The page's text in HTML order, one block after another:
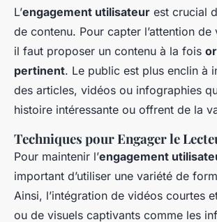
L’engagement utilisateur est crucial
de contenu. Pour capter l’attention de
il faut proposer un contenu à la fois
pertinent. Le public est plus enclin à
des articles, vidéos ou infographies
histoire intéressante ou offrent de la
Techniques pour Engager le
Pour maintenir l’engagement
important d’utiliser une variété de
Ainsi, l’intégration de vidéos courtes
ou de visuels captivants comme les